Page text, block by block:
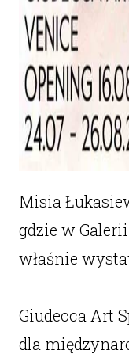
Misia
gdzie w
właśnie
Giudecca Art
dla